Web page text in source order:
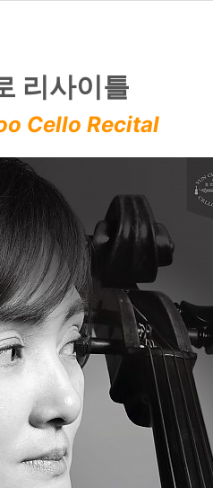
리사이틀
Cello Recital